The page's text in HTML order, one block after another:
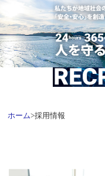
ホーム>採用情報